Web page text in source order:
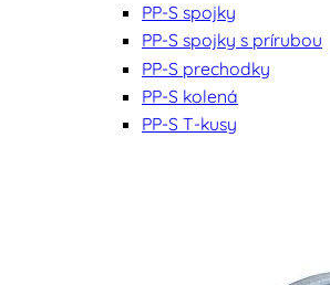
PP-S spojky
PP-S spojky s prírubou
PP-S prechodky
PP-S kolená
PP-S T-kusy